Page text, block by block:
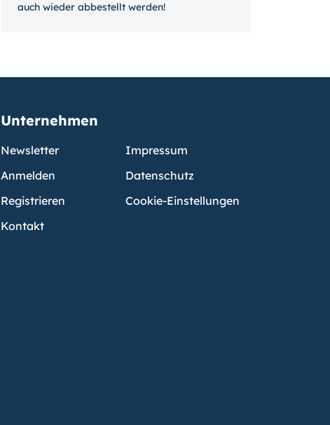
auch wieder ab­bestellt werden!
Unternehmen
Newsletter
Anmelden
Registrieren
Kontakt
Impressum
Datenschutz
Cookie-Einstellungen